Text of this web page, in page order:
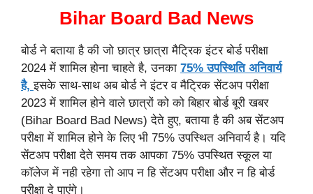
Bihar Board Bad News
बोर्ड ने बताया है की जो छात्र छात्रा मैट्रिक इंटर बोर्ड परीक्षा
2024 में शामिल होना चाहते है, उनका 75% उपस्थिति अनिवार्य
है, इसके साथ-साथ अब बोर्ड ने इंटर व मैट्रिक सेंटअप परीक्षा
2023 में शामिल होने वाले छात्रों को को बिहार बोर्ड बूरी खबर
(Bihar Board Bad News) देते हुए, बताया है की अब सेंटअप
परीक्षा में शामिल होने के लिए भी 75% उपस्थित अनिवार्य है। यदि
सेंटअप परीक्षा देते समय तक आपका 75% उपस्थित स्कूल या
कॉलेज में नही रहेगा तो आप न हि सेंटअप परीक्षा और न हि बोर्ड
परीक्षा दे पाएंगे।